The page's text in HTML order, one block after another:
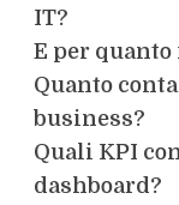
IT?
E per
Quanto
business?
Quali KPI
dashboard?